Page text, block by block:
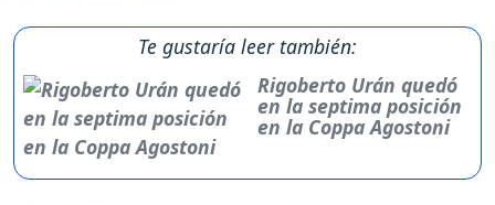
Te gustaría leer también:
Rigoberto Urán quedó
en la septima posición
en la Coppa Agostoni